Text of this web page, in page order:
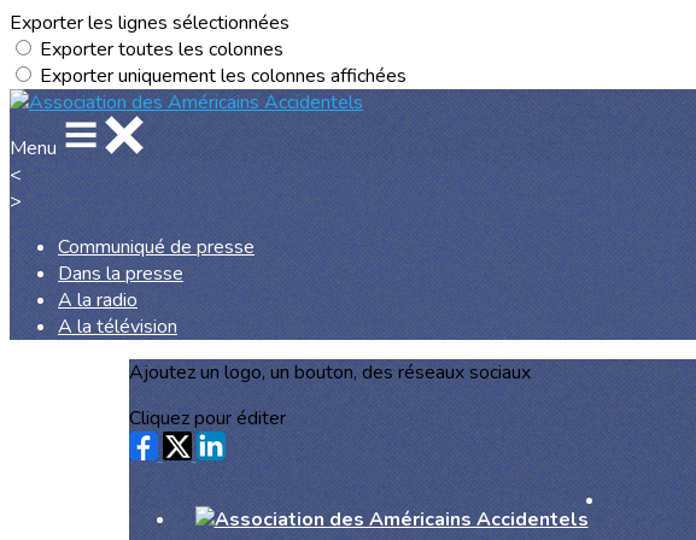
Exporter les lignes sélectionnées
Exporter toutes les colonnes
Exporter uniquement les colonnes affichées
Menu
<
>
Communiqué de presse
Dans la presse
A la radio
A la télévision
Ajoutez un logo, un bouton, des réseaux sociaux
Cliquez pour éditer